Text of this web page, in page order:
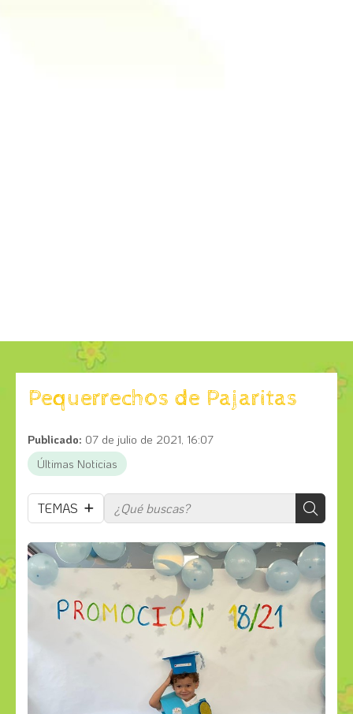
Pequerrechos de Pajaritas
Publicado: 07 de julio de 2021, 16:07
Últimas Noticias
TEMAS